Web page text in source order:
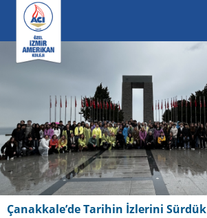
Çanakkale’de Tarihin İzlerini Sürdük